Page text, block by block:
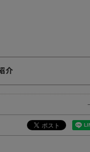
介お届け時間帯の指定に
ご注文から5日以降でした
いただけます。ご指定可
時」、「16～18時」、「
ております。